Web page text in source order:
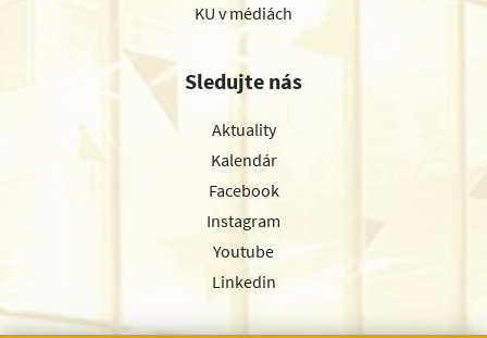
KU v médiách
Sledujte nás
Aktuality
Kalendár
Facebook
Instagram
Youtube
Linkedin